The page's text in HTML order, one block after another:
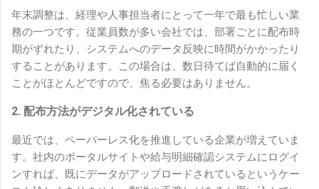
年末調整は、経理や人事担当者にとって一年で最も忙しい業
務の一つです。従業員数が多い会社では、部署ごとに配布時
期がずれたり、システムへのデータ反映に時間がかかったり
することがあります。この場合は、数日待てば自動的に届く
ことがほとんどですので、焦る必要はありません。
2. 配布方法がデジタル化されている
最近では、ペーパーレス化を推進している企業が増えていま
す。社内のポータルサイトや給与明細確認システムにログイ
ンすれば、既にデータがアップロードされているというケー